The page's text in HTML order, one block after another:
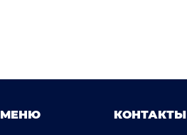
МЕНЮ КОНТАКТЫ